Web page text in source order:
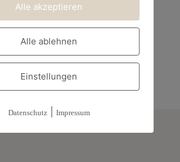
Alle akzeptieren
Alle ablehnen
Einstellungen
Datenschutz| Impressum